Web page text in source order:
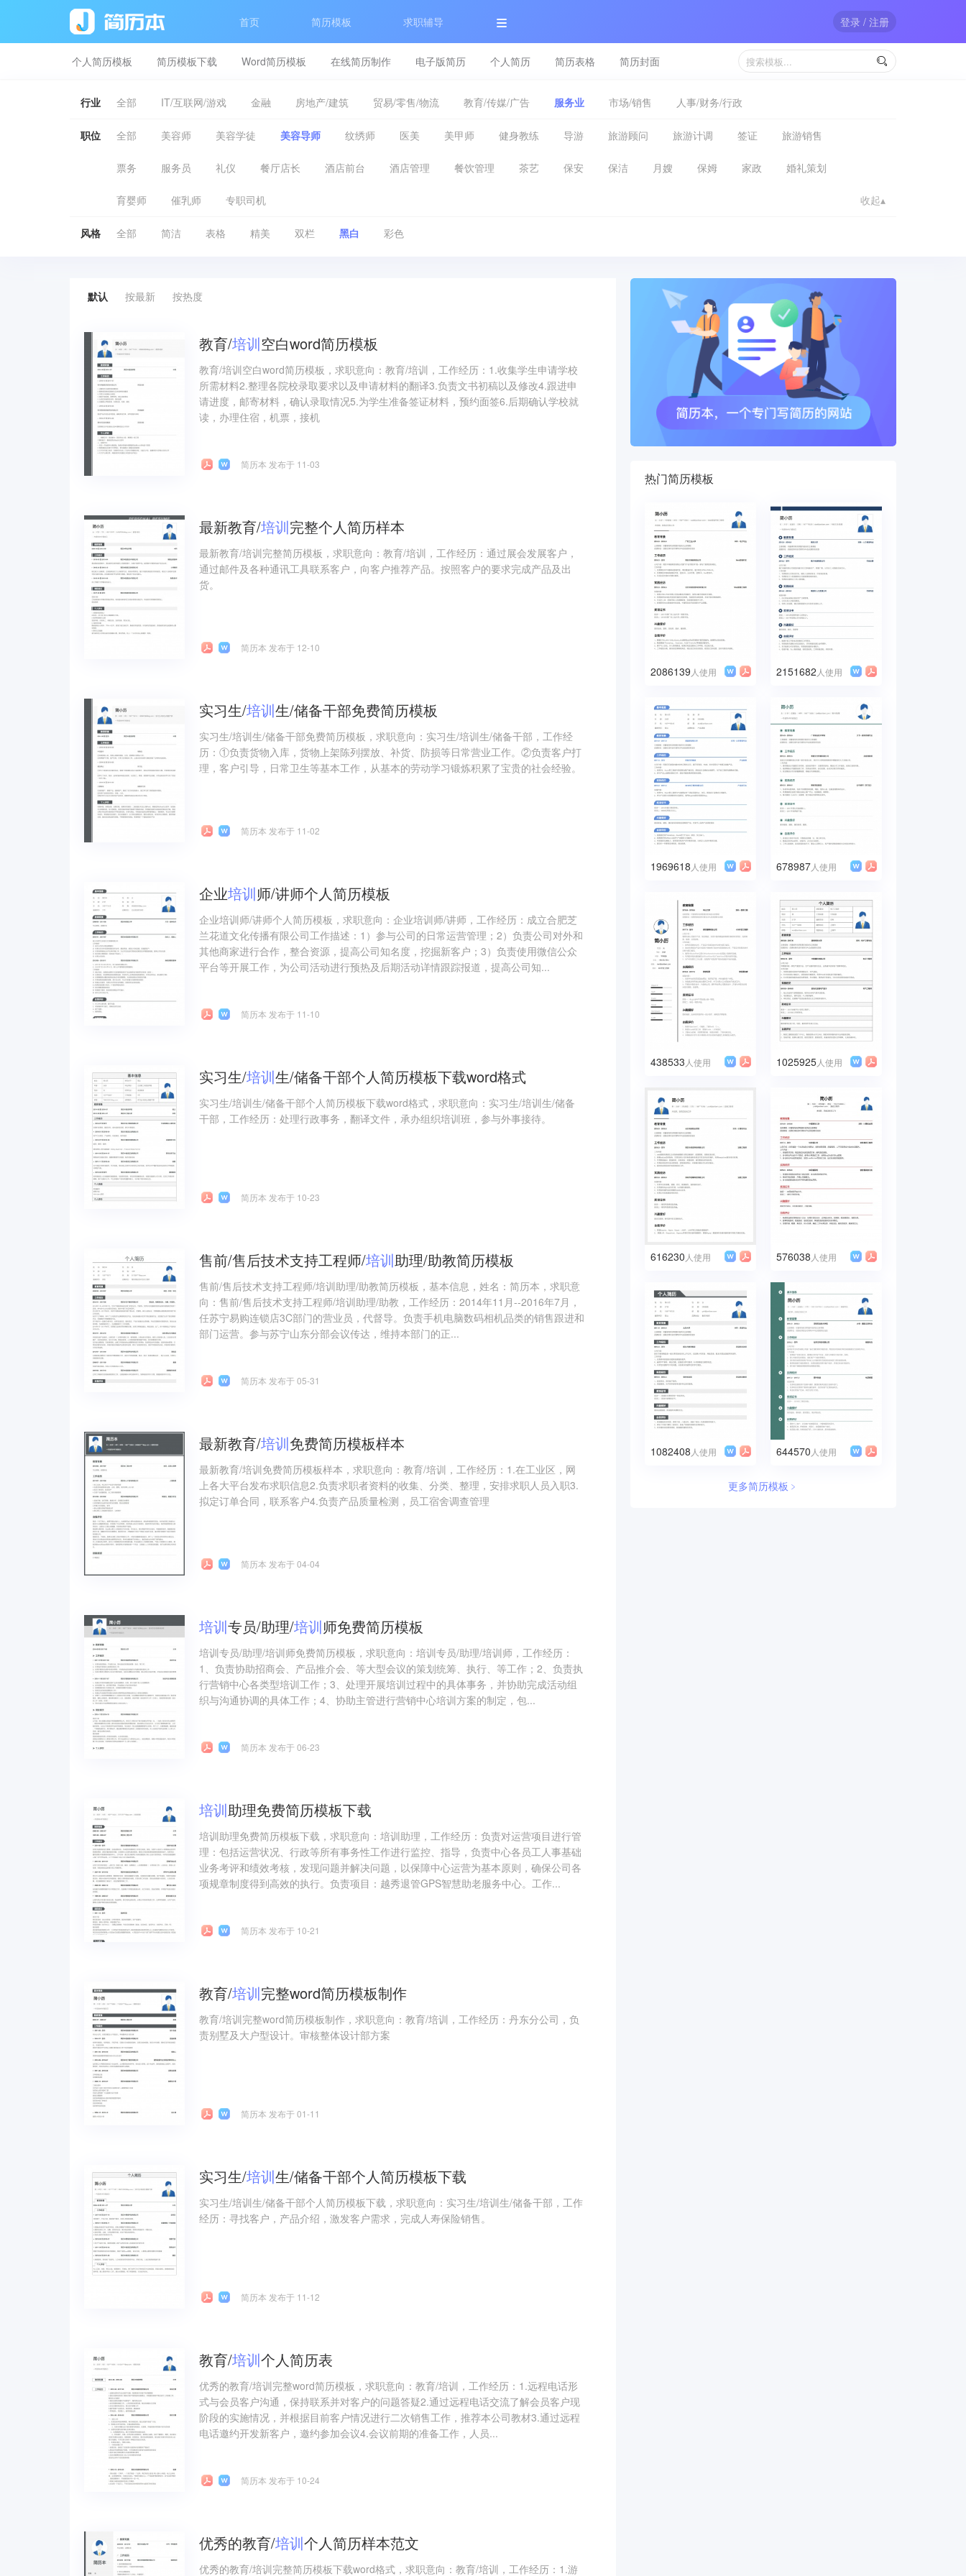
首页 简历模板 求职辅导 登录 / 注册
个人简历模板 简历模板下载 Word简历模板 在线简历制作 电子版简历 个人简历 简历表格 简历封面 
行业 全部 IT/互联网/游戏 金融 房地产/建筑 贸易/零售/物流 教育/传媒/广告 服务业 市场/销售 人事/财务/行政
职位 全部 美容师 美容学徒 美容导师 纹绣师 医美 美甲师 健身教练 导游 旅游顾问 旅游计调 签证 旅游销售
票务 服务员 礼仪 餐厅店长 酒店前台 酒店管理 餐饮管理 茶艺 保安 保洁 月嫂 保姆 家政 婚礼策划
育婴师 催乳师 专职司机 收起▴
风格 全部 简洁 表格 精美 双栏 黑白 彩色
默认 按最新 按热度
教育/培训空白word简历模板
教育/培训空白word简历模板，求职意向：教育/培训，工作经历：1.收集学生申请学校
所需材料2.整理各院校录取要求以及申请材料的翻译3.负责文书初稿以及修改4.跟进申
请进度，邮寄材料，确认录取情况5.为学生准备签证材料，预约面签6.后期确认学校就
读，办理住宿，机票，接机
简历本 发布于 11-03
最新教育/培训完整个人简历样本
最新教育/培训完整简历模板，求职意向：教育/培训，工作经历：通过展会发展客户，
通过邮件及各种通讯工具联系客户，向客户推荐产品。按照客户的要求完成产品及出
货。
简历本 发布于 12-10
实习生/培训生/储备干部免费简历模板
实习生/培训生/储备干部免费简历模板，求职意向：实习生/培训生/储备干部，工作经
历：①负责货物入库，货物上架陈列摆放、补货、防损等日常营业工作。②负责客户打
理，客户引导，日常卫生等基本工作，从基本的劳动学习锻炼积累了宝贵的社会经验。
简历本 发布于 11-02
企业培训师/讲师个人简历模板
企业培训师/讲师个人简历模板，求职意向：企业培训师/讲师，工作经历：成立合肥芝
兰花道文化传播有限公司工作描述：1）参与公司的日常运营管理；2）负责公司对外和
其他商家进行合作，整合资源，提高公司知名度，挖掘新客户；3）负责使用微信公众
平台等开展工作，为公司活动进行预热及后期活动详情跟踪报道，提高公司知...
简历本 发布于 11-10
实习生/培训生/储备干部个人简历模板下载word格式
实习生/培训生/储备干部个人简历模板下载word格式，求职意向：实习生/培训生/储备
干部，工作经历：处理行政事务，翻译文件，承办组织培训班，参与外事接待。
简历本 发布于 10-23
售前/售后技术支持工程师/培训助理/助教简历模板
售前/售后技术支持工程师/培训助理/助教简历模板，基本信息，姓名：简历本，求职意
向：售前/售后技术支持工程师/培训助理/助教，工作经历：2014年11月--2016年7月，
任苏宁易购连锁店3C部门的营业员，代督导。负责手机电脑数码相机品类的销售跟进和
部门运营。参与苏宁山东分部会议传达，维持本部门的正...
简历本 发布于 05-31
最新教育/培训免费简历模板样本
最新教育/培训免费简历模板样本，求职意向：教育/培训，工作经历：1.在工业区，网
上各大平台发布求职信息2.负责求职者资料的收集、分类、整理，安排求职人员入职3.
拟定订单合同，联系客户4.负责产品质量检测，员工宿舍调查管理
简历本 发布于 04-04
培训专员/助理/培训师免费简历模板
培训专员/助理/培训师免费简历模板，求职意向：培训专员/助理/培训师，工作经历：
1、负责协助招商会、产品推介会、等大型会议的策划统筹、执行、等工作；2、负责执
行营销中心各类型培训工作；3、处理开展培训过程中的具体事务，并协助完成活动组
织与沟通协调的具体工作；4、协助主管进行营销中心培训方案的制定，包...
简历本 发布于 06-23
培训助理免费简历模板下载
培训助理免费简历模板下载，求职意向：培训助理，工作经历：负责对运营项目进行管
理：包括运营状况、行政等所有事务性工作进行监控、指导，负责中心各员工人事基础
业务考评和绩效考核，发现问题并解决问题，以保障中心运营为基本原则，确保公司各
项规章制度得到高效的执行。负责项目：越秀退管GPS智慧助老服务中心。工作...
简历本 发布于 10-21
教育/培训完整word简历模板制作
教育/培训完整word简历模板制作，求职意向：教育/培训，工作经历：丹东分公司，负
责别墅及大户型设计。审核整体设计部方案
简历本 发布于 01-11
实习生/培训生/储备干部个人简历模板下载
实习生/培训生/储备干部个人简历模板下载，求职意向：实习生/培训生/储备干部，工作
经历：寻找客户，产品介绍，激发客户需求，完成人寿保险销售。
简历本 发布于 11-12
教育/培训个人简历表
优秀的教育/培训完整word简历模板，求职意向：教育/培训，工作经历：1.远程电话形
式与会员客户沟通，保持联系并对客户的问题答疑2.通过远程电话交流了解会员客户现
阶段的实施情况，并根据目前客户情况进行二次销售工作，推荐本公司教材3.通过远程
电话邀约开发新客户，邀约参加会议4.会议前期的准备工作，人员...
简历本 发布于 10-24
优秀的教育/培训个人简历样本范文
优秀的教育/培训完整简历模板下载word格式，求职意向：教育/培训，工作经历：1.游
热门简历模板
2086139 人使用 2151682 人使用
1969618 人使用 678987人使用
438533 人使用 1025925人使用
616230 人使用 576038 人使用
1082408人使用 644570人使用
更多简历模板﹥